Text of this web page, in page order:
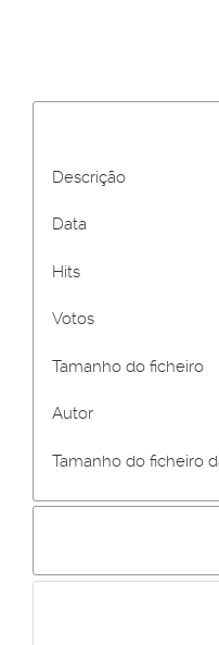
Descrição
Data
Hits
Votos
Tamanho do ficheiro
Autor
Tamanho do ficheiro